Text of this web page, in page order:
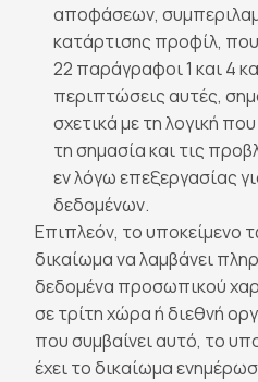
αποφάσεων,
κατάρτισης προφίλ,
22 παράγραφοι 1 και 4
περιπτώσεις αυτές,
σχετικά με τη λογική
τη σημασία και τις
εν λόγω επεξεργασίας
δεδομένων.
Επιπλεόν, το υποκείμενο
δικαίωμα να λαμβάνει
δεδομένα προσωπικού
σε τρίτη χώρα ή διεθνή
που συμβαίνει αυτό, το
έχει το δικαίωμα